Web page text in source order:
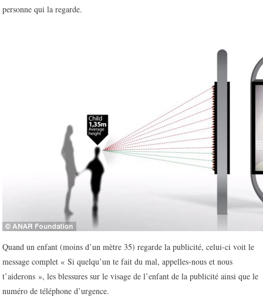
personne qui la regarde.
Quand un enfant (moins d’un mètre 35) regarde la publicité, celui-ci voit le
message complet « Si quelqu’un te fait du mal, appelles-nous et nous
t’aiderons », les blessures sur le visage de l’enfant de la publicité ainsi que le
numéro de téléphone d’urgence.